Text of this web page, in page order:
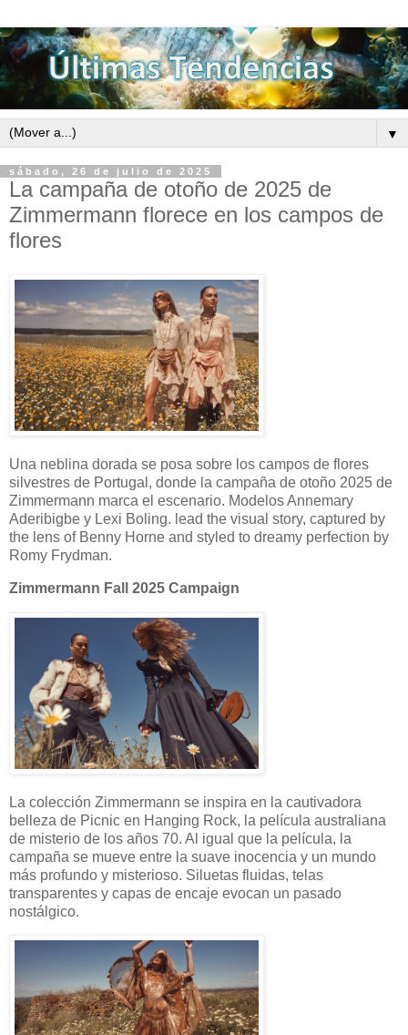
▼
sábado, 26 de julio de 2025
La campaña de otoño de 2025 de
Zimmermann florece en los campos de
flores
Una neblina dorada se posa sobre los campos de flores
silvestres de Portugal, donde la campaña de otoño 2025 de
Zimmermann marca el escenario. Modelos Annemary
Aderibigbe y Lexi Boling. lead the visual story, captured by
the lens of Benny Horne and styled to dreamy perfection by
Romy Frydman.
Zimmermann Fall 2025 Campaign
La colección Zimmermann se inspira en la cautivadora
belleza de Picnic en Hanging Rock, la película australiana
de misterio de los años 70. Al igual que la película, la
campaña se mueve entre la suave inocencia y un mundo
más profundo y misterioso. Siluetas fluidas, telas
transparentes y capas de encaje evocan un pasado
nostálgico.